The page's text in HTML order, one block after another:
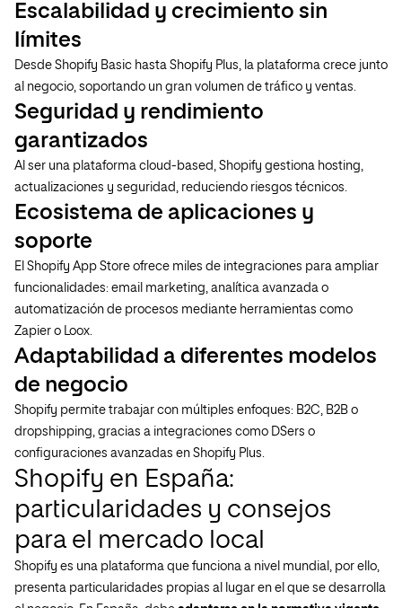
Escalabilidad y crecimiento sin
límites
Desde Shopify Basic hasta Shopify Plus, la plataforma crece junto
al negocio, soportando un gran volumen de tráfico y ventas.
Seguridad y rendimiento
garantizados
Al ser una plataforma cloud-based, Shopify gestiona hosting,
actualizaciones y seguridad, reduciendo riesgos técnicos.
Ecosistema de aplicaciones y
soporte
El Shopify App Store ofrece miles de integraciones para ampliar
funcionalidades: email marketing, analítica avanzada o
automatización de procesos mediante herramientas como
Zapier o Loox.
Adaptabilidad a diferentes modelos
de negocio
Shopify permite trabajar con múltiples enfoques: B2C, B2B o
dropshipping, gracias a integraciones como DSers o
configuraciones avanzadas en Shopify Plus.
Shopify en España:
particularidades y consejos
para el mercado local
Shopify es una plataforma que funciona a nivel mundial, por ello,
presenta particularidades propias al lugar en el que se desarrolla